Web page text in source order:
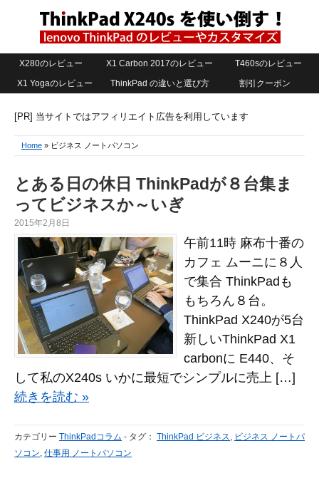
X280のレビュー X1 Carbon 2017のレビュー
T460sのレビュー
X1 Yogaのレビュー
ThinkPad の違いと選び方 割引クーポン
[PR] 当サイトではアフィリエイト広告を利用しています
Home » ビジネス ノートパソコン
とある日の休日 ThinkPadが８台集ま
ってビジネスか～いぎ
2015年2月8日
午前11時 麻布十番の
カフェ ムーニに８人
で集合 ThinkPadも
もちろん８台。
ThinkPad X240が5台
新しいThinkPad X1
carbonに E440、そ
して私のX240s いかに最短でシンプルに売上 […]
続きを読む »
カテゴリー ThinkPadコラム - タグ： ThinkPad ビジネス, ビジネス ノートパ
ソコン, 仕事用 ノートパソコン